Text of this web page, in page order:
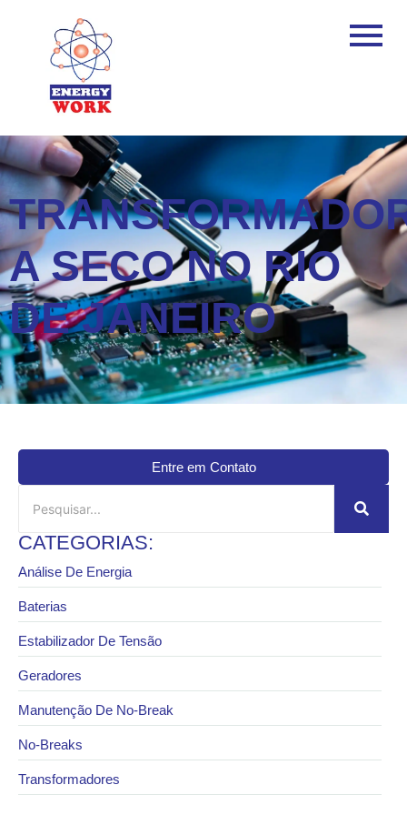
A SECO NO RIO
DE JANEIRO
Entre em Contato
CATEGORIAS:
Análise De Energia
Baterias
Estabilizador De Tensão
Geradores
Manutenção De No-Break
No-Breaks
Transformadores